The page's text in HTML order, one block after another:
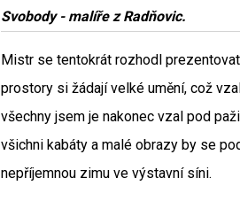
Svobody - malíře z Radňovic.
Mistr se tentokrát rozhodl
prostory si žádají velké umění, což
všechny jsem je nakonec vzal pod
všichni kabáty a malé obrazy by se
nepříjemnou zimu ve výstavní síni.